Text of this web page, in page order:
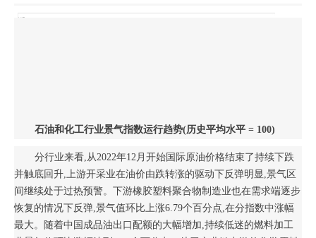
石油和化工行业景气指数运行趋势(历史平均水平 = 100)
分行业来看,从2022年12月开始国际原油价格结束了持续下跌
并触底回升,上游开采业在油价由跌转涨的驱动下反弹明显,景气区
间继续处于过热预警。下游橡胶塑料聚合物制造业也在需求端逐步
恢复的情况下反弹,景气值环比上涨6.79个百分点,在分指数中涨幅
最大。随着中国成品油出口配额的大幅增加,持续低迷的燃料加工